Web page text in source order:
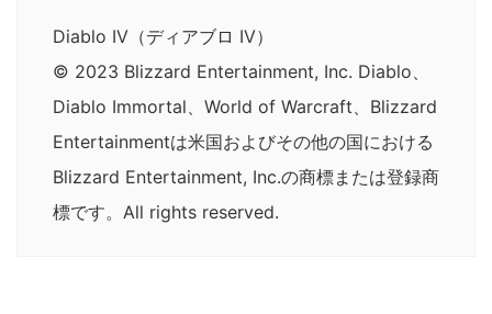
Diablo IV（ディアブロ IV）
© 2023 Blizzard Entertainment, Inc. Diablo、
Diablo Immortal、World of Warcraft、Blizzard
Entertainmentは米国およびその他の国における
Blizzard Entertainment, Inc.の商標または登録商
標です。All rights reserved.